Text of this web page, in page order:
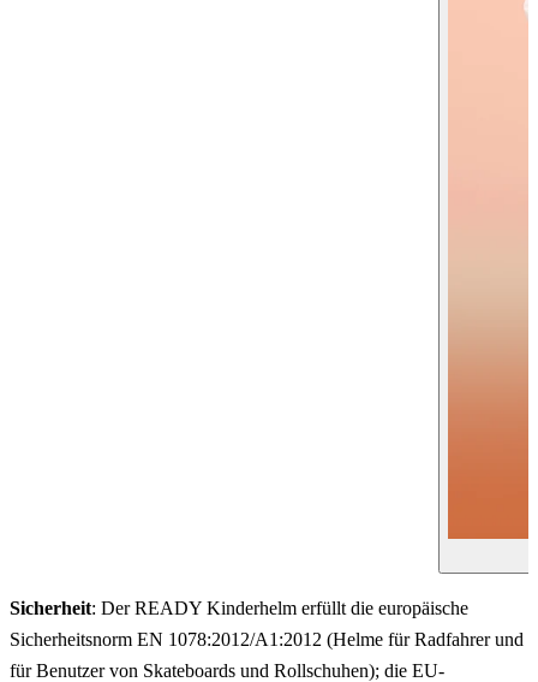
Sicherheit: Der READY Kinderhelm erfüllt die europäische
Sicherheitsnorm EN 1078:2012/A1:2012 (Helme für Radfahrer und
für Benutzer von Skateboards und Rollschuhen); die EU-